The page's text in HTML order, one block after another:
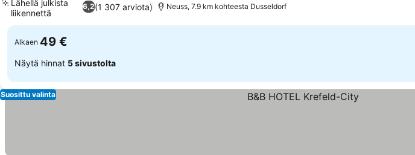
6,2(1 307 arviota)
Lähellä julkista
liikennettä
Neuss, 7.9 km kohteesta Dusseldorf
Alkaen 49 €
Näytä hinnat 5 sivustolta
Suosittu valinta